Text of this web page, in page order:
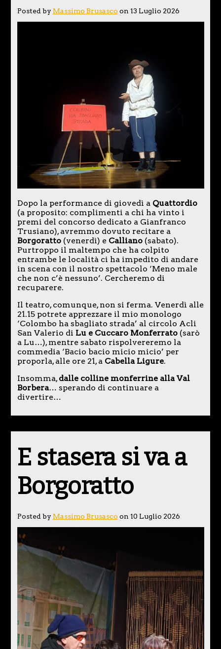
Posted by Massimo Brusasco on 13 Luglio 2026
Dopo la performance di giovedì a Quattordio
(a proposito: complimenti a chi ha vinto i
premi del concorso dedicato a Gianfranco
Trusiano), avremmo dovuto recitare a
Borgoratto(venerdì) eCalliano(sabato).
Purtroppo il maltempo che ha colpito
entrambe le località ci ha impedito di andare
in scena con il nostro spettacolo ‘Meno male
che non c’è nessuno’. Cercheremo di
recuparere.
Il teatro, comunque, non si ferma. Venerdì alle
21.15 potrete apprezzare il mio monologo
‘Colombo ha sbagliato strada’ al circolo Acli
San Valerio di Lu e Cuccaro Monferrato (sarò
a Lu…), mentre sabato rispolvereremo la
commedia ‘Bacio bacio micio micio’ per
proporla, alle ore 21, a Cabella Ligure.
Insomma,dalle colline monferrine alla Val
Borbera… sperando di continuare a
divertire…
E stasera si va a
Borgoratto
Posted by Massimo Brusasco on 10 Luglio 2026